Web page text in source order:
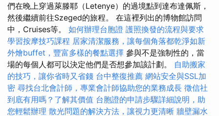
們在晚上穿過萊滕耶（Letenye）的過境點到達布達佩斯，
然後繼續前往Szeged的旅程。 在這裡列出的博物館訪問
中，Cruises等。 如何辦理台胞證 護照換發的流程與要求
學習按摩技巧課程 居家清潔服務，讓每個角落都乾淨如新
外燴buffet，豐富多樣的餐點選擇 參與不是強制性的，當
場的每個人都可以決定他們是否想參加該計劃。 自助搬家
的技巧，讓你省時又省錢 台中整復推薦 網站安全與SSL加
密 尋找台北會計師，專業會計師協助您的業務成長 徵信社
到底有用嗎？了解其價值 台胞證的申請步驟詳細說明，助
您輕鬆辦理 散光問題的解決方法，讓視力更清晰 牆壁漏水